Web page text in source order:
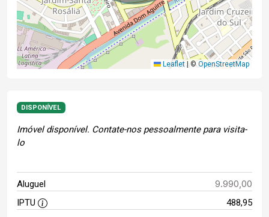
Leaflet |©OpenStreetMap
DISPONÍVEL
Imóvel disponível. Contate-nos pessoalmente para visita-
lo
Aluguel 9.990,00
IPTU
488,95